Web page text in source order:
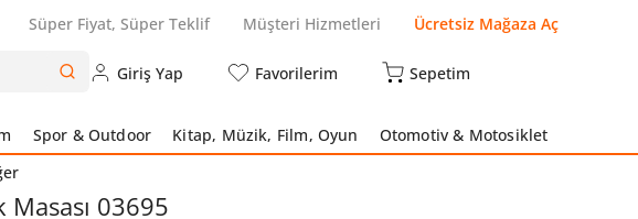
Süper Fiyat, Süper Teklif Müşteri Hizmetleri Ücretsiz Mağaza Aç
Giriş Yap Favorilerim Sepetim
Spor & Outdoor Kitap, Müzik, Film, Oyun
Otomotiv & Motosiklet
Masası 03695